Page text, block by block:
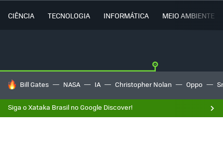
CIÊNCIA TECNOLOGIA INFORMÁTICA MEIO AMBIENTE
TENDÊNCIAS DO DIA
Bill Gates NASA IA Christopher Nolan Oppo
Siga o Xataka Brasil no Google Discover!